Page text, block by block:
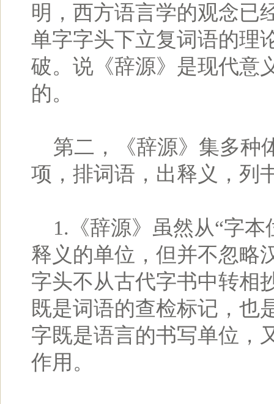
明，西方语言学的观念已
单字字头下立复词语的理
破。说《辞源》是现代意
的。
第二，《辞源》集多种
项，排词语，出释义，列
1.《辞源》虽然从“字本
释义的单位，但并不忽略
字头不从古代字书中转相
既是词语的查检标记，也
字既是语言的书写单位，
作用。